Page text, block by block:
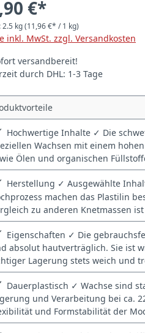
€*
2.5 kg(11,96 €* / 1 kg)
inkl. MwSt. zzgl. Versandkosten
versandbereit!
durch DHL: 1-3 Tage
Hochwertige Inhalte ✓ Die
Wachsen mit einem
Ölen und organischen
Herstellung ✓ Ausgewählte
machen das Plastilin
zu anderen Knetmassen
Eigenschaften ✓ Die
absolut hautverträglich. Sie ist
Lagerung stets weich und
Dauerplastisch ✓ Wachse sind
und Verarbeitung bei ca.
und Formstabilität der